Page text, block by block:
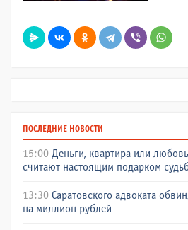
ПОСЛЕДНИЕ НОВОСТИ
15:00 Деньги, квартира или
считают настоящим подарком
13:30 Саратовского адвоката
на миллион рублей